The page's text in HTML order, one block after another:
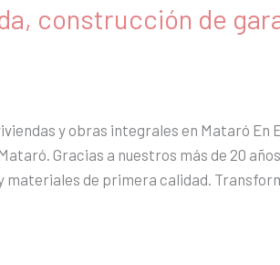
construcción de
y obras integrales en Mataró
Gracias a nuestros más de 20
de primera calidad.